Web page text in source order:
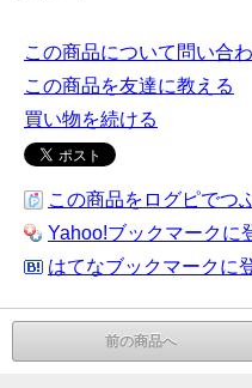
この商品について問い合
この商品を友達に教える
買い物を続ける
この商品をログピでつ
Yahoo!ブックマークに
はてなブックマークに
前の商品へ